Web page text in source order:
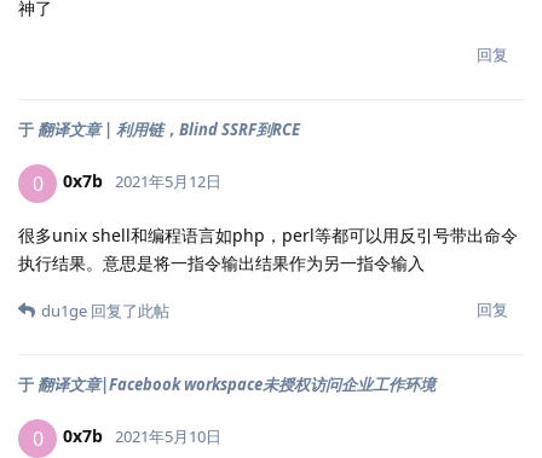
神了
回复
于 翻译文章 | 利用链，Blind SSRF到RCE
0 0x7b 2021年5月12日
很多unix shell和编程语言如php，perl等都可以用反引号带出命令
执行结果。意思是将一指令输出结果作为另一指令输入
回复
du1ge 回复了此帖
于 翻译文章|Facebook workspace未授权访问企业工作环境
0 0x7b 2021年5月10日